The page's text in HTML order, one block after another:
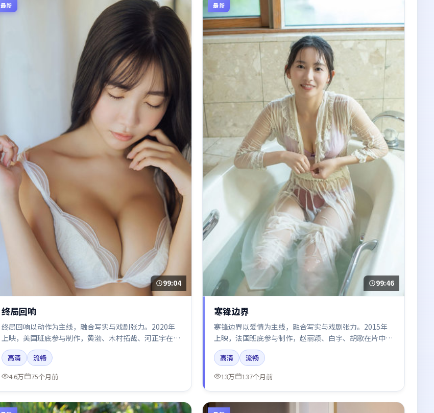
最新
99:04
终局回响
终局回响以动作为主线，融合写实与戏剧张力。2020年
上映，美国班底参与制作，黄渤、木村拓哉、河正宇在片
中呈现细腻表演，影像风格统一，配乐与剪辑强化了情绪
曲线。
高清
流畅
4.6万
75个月前
最新
99:46
寒锋边界
寒锋边界以爱情为主线，融合写实与戏剧张力。2015年
上映，法国班底参与制作，赵丽颖、白宇、胡歌在片中呈
现细腻表演，影像风格统一，配乐与剪辑强化了情绪曲
线。
高清
流畅
13万
137个月前